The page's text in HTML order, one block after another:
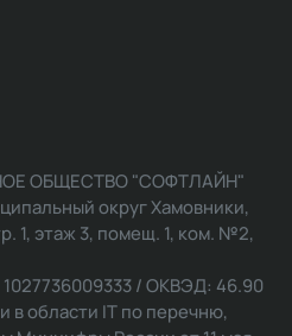
ОБЩЕСТВО "СОФТЛАЙН"
округ Хамовники,
1, этаж 3, помещ. 1, ком. №2,
/ ОКВЭД: 46.90
в области IT по перечню,